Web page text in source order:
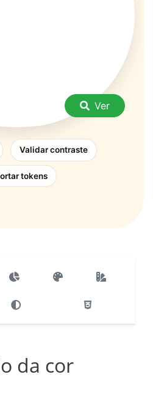
Ver
Validar contraste
tokens
da cor